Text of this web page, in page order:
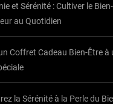
et Sérénité : Cultiver le
au Quotidien
Coffret Cadeau Bien-Être à
la Sérénité à la Perle du